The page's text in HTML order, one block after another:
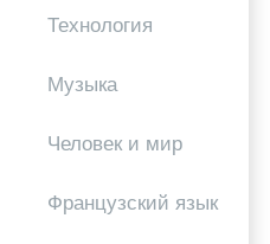
Технология
Музыка
Человек и мир
Французский язык